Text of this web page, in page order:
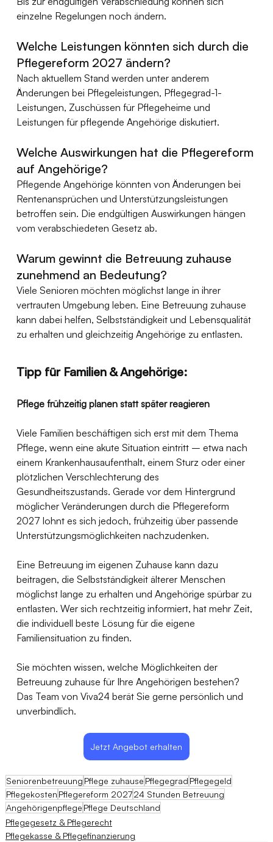
einzelne Regelungen noch ändern.
Welche Leistungen könnten sich durch die
Pflegereform 2027 ändern?
Nach aktuellem Stand werden unter anderem
Änderungen bei Pflegeleistungen, Pflegegrad-1-
Leistungen, Zuschüssen für Pflegeheime und
Leistungen für pflegende Angehörige diskutiert.
Welche Auswirkungen hat die Pflegereform
auf Angehörige?
Pflegende Angehörige könnten von Änderungen bei
Rentenansprüchen und Unterstützungsleistungen
betroffen sein. Die endgültigen Auswirkungen hängen
vom verabschiedeten Gesetz ab.
Warum gewinnt die Betreuung zuhause
zunehmend an Bedeutung?
Viele Senioren möchten möglichst lange in ihrer
vertrauten Umgebung leben. Eine Betreuung zuhause
kann dabei helfen, Selbstständigkeit und Lebensqualität
zu erhalten und gleichzeitig Angehörige zu entlasten.
Tipp für Familien & Angehörige:
Pflege frühzeitig planen statt später reagieren
Viele Familien beschäftigen sich erst mit dem Thema
Pflege, wenn eine akute Situation eintritt – etwa nach
einem Krankenhausaufenthalt, einem Sturz oder einer
plötzlichen Verschlechterung des
Gesundheitszustands. Gerade vor dem Hintergrund
möglicher Veränderungen durch die Pflegereform
2027 lohnt es sich jedoch, frühzeitig über passende
Unterstützungsmöglichkeiten nachzudenken.
Eine Betreuung im eigenen Zuhause kann dazu
beitragen, die Selbstständigkeit älterer Menschen
möglichst lange zu erhalten und Angehörige spürbar zu
entlasten. Wer sich rechtzeitig informiert, hat mehr Zeit,
die individuell beste Lösung für die eigene
Familiensituation zu finden.
Sie möchten wissen, welche Möglichkeiten der
Betreuung zuhause für Ihre Angehörigen bestehen?
Das Team von Viva24 berät Sie gerne persönlich und
unverbindlich.
Jetzt Angebot erhalten
Seniorenbetreuung Pflege zuhause Pflegegrad Pflegegeld
Pflegekosten Pflegereform 202724 Stunden Betreuung
Angehörigenpflege Pflege Deutschland
Pflegegesetz & Pflegerecht
Pflegekasse & Pflegefinanzierung